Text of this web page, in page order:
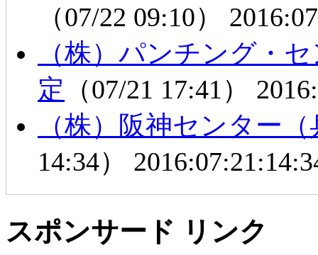
（07/22 09:10）
（株）パンチング・
定 （07/21 17:41）
（株）阪神センター
14:34）
スポンサード リンク